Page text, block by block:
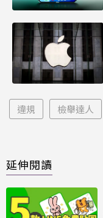
違規 檢舉達人
延伸閱讀